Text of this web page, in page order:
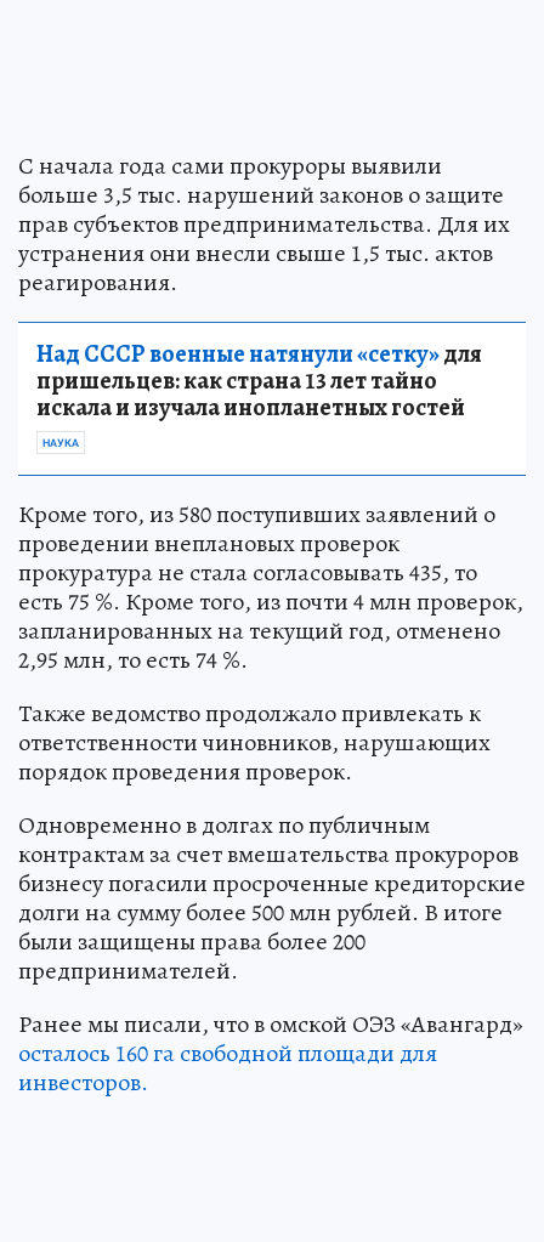
С начала года сами прокуроры выявили
больше 3,5 тыс. нарушений законов о защите
прав субъектов предпринимательства. Для их
устранения они внесли свыше 1,5 тыс. актов
реагирования.
Над СССР военные натянули «сетку»для
пришельцев: как страна 13 лет тайно
искала и изучала инопланетных гостей
НАУКА
Кроме того, из 580 поступивших заявлений о
проведении внеплановых проверок
прокуратура не стала согласовывать 435, то
есть 75 %. Кроме того, из почти 4 млн проверок,
запланированных на текущий год, отменено
2,95 млн, то есть 74 %.
Также ведомство продолжало привлекать к
ответственности чиновников, нарушающих
порядок проведения проверок.
Одновременно в долгах по публичным
контрактам за счет вмешательства прокуроров
бизнесу погасили просроченные кредиторские
долги на сумму более 500 млн рублей. В итоге
были защищены права более 200
предпринимателей.
Ранее мы писали, что в омской ОЭЗ «Авангард»
осталось 160 га свободной площади для
инвесторов.